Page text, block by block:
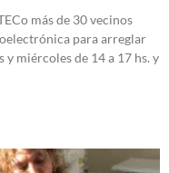
más de 30 vecinos
para arreglar
y miércoles de 14 a 17 hs. y